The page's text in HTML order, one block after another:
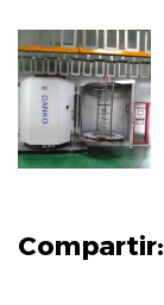
Compartir: